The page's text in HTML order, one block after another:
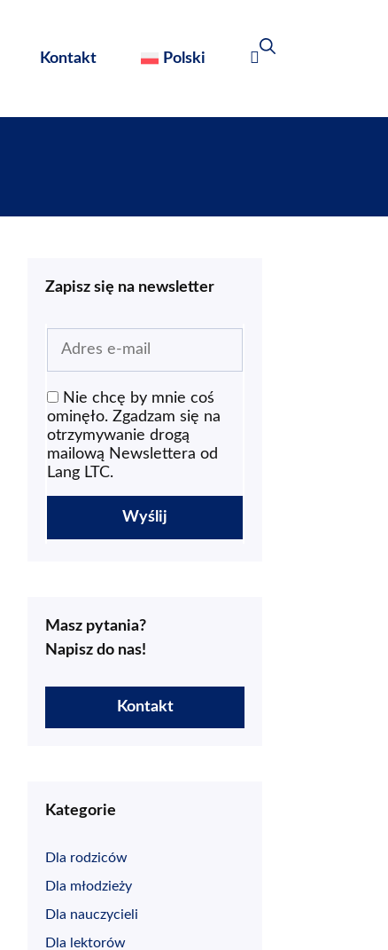
Kontakt Polski
Zapisz się na newsletter
Nie chcę by mnie coś
ominęło. Zgadzam się na
otrzymywanie drogą
mailową Newslettera od
Lang LTC.
Masz pytania?
Napisz do nas!
Kontakt
Kategorie
Dla rodziców
Dla młodzieży
Dla nauczycieli
Dla lektorów